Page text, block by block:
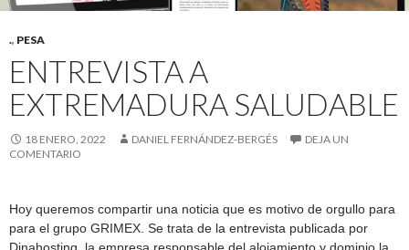
., PESA
ENTREVISTA A
EXTREMADURA SALUDABLE
18 ENERO, 2022 DANIEL FERNÁNDEZ-BERGÉS
DEJA UN
COMENTARIO
Hoy queremos compartir una noticia que es motivo de orgullo para
para el grupo GRIMEX. Se trata de la entrevista publicada por